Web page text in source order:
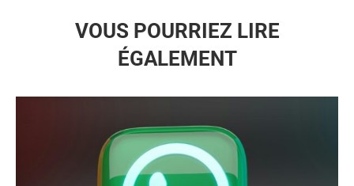
VOUS POURRIEZ LIRE
ÉGALEMENT